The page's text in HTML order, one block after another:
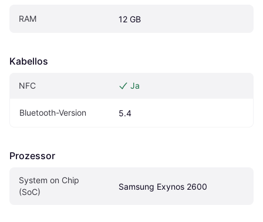
RAM 12 GB
Kabellos
NFC Ja
Bluetooth-Version 5.4
Prozessor
System on Chip
(SoC)
Samsung Exynos 2600